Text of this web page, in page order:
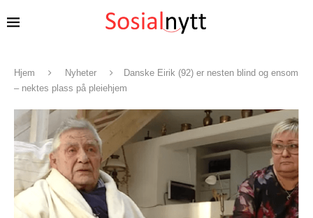
Hjem Nyheter
Danske Eirik (92) er nesten blind og ensom
– nektes plass på pleiehjem